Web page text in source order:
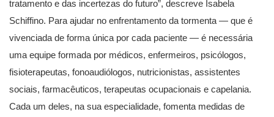
tratamento e das incertezas do futuro”, descreve Isabela
Schiffino. Para ajudar no enfrentamento da tormenta — que é
vivenciada de forma única por cada paciente — é necessária
uma equipe formada por médicos, enfermeiros, psicólogos,
fisioterapeutas, fonoaudiólogos, nutricionistas, assistentes
sociais, farmacêuticos, terapeutas ocupacionais e capelania.
Cada um deles, na sua especialidade, fomenta medidas de